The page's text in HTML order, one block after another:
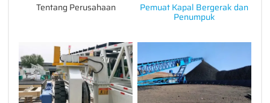
Tentang Perusahaan Pemuat Kapal Bergerak dan
Penumpuk